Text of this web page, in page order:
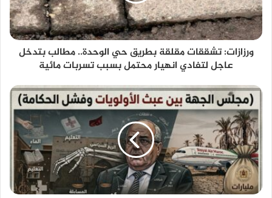
ورزازات: تشققات مقلقة بطريق حي الوحدة.. مطالب بتدخل
عاجل لتفادي انهيار محتمل بسبب تسربات مائية